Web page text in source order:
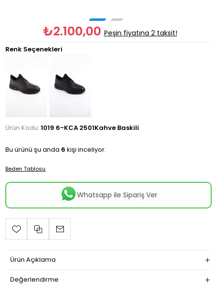
₺2.100,00 Peşin fiyatına 2 taksit!
Renk Seçenekleri
Ürün Kodu: 1019 6-KCA 2501Kahve Baskili
Bu ürünü şu anda 6 kişi inceliyor.
Beden Tablosu
Whatsapp ile Sipariş Ver
Ürün Açıklama
Değerlendirme